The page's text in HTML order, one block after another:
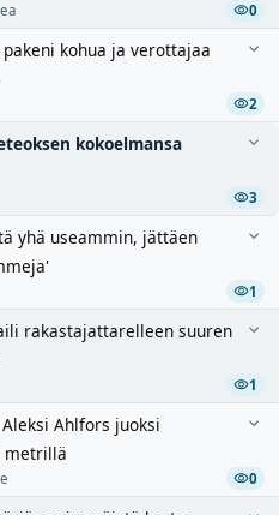
0
kohua ja verottajaa
2
kokoelmansa
3
yhä useammin, jättäen
1
rakastajattarelleen suuren
1
Ahlfors juoksi
metrillä
0